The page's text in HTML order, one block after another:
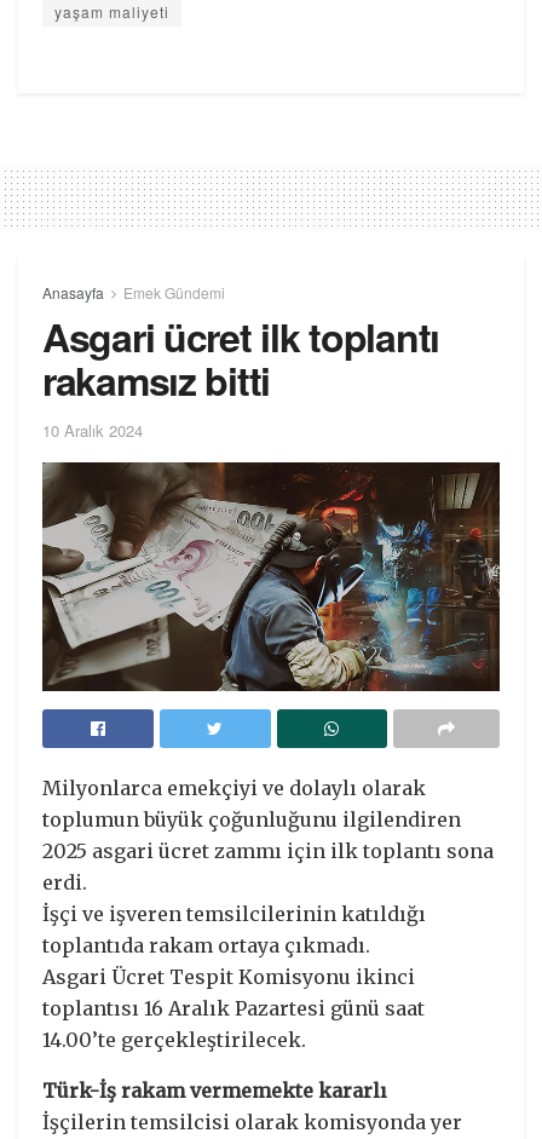
yaşam maliyeti
Anasayfa Emek Gündemi
Asgari ücret ilk toplantı
rakamsız bitti
10 Aralık 2024
Milyonlarca emekçiyi ve dolaylı olarak
toplumun büyük çoğunluğunu ilgilendiren
2025 asgari ücret zammı için ilk toplantı sona
erdi.
İşçi ve işveren temsilcilerinin katıldığı
toplantıda rakam ortaya çıkmadı.
Asgari Ücret Tespit Komisyonu ikinci
toplantısı 16 Aralık Pazartesi günü saat
14.00’te gerçekleştirilecek.
Türk-İş rakam vermemekte kararlı
İşçilerin temsilcisi olarak komisyonda yer